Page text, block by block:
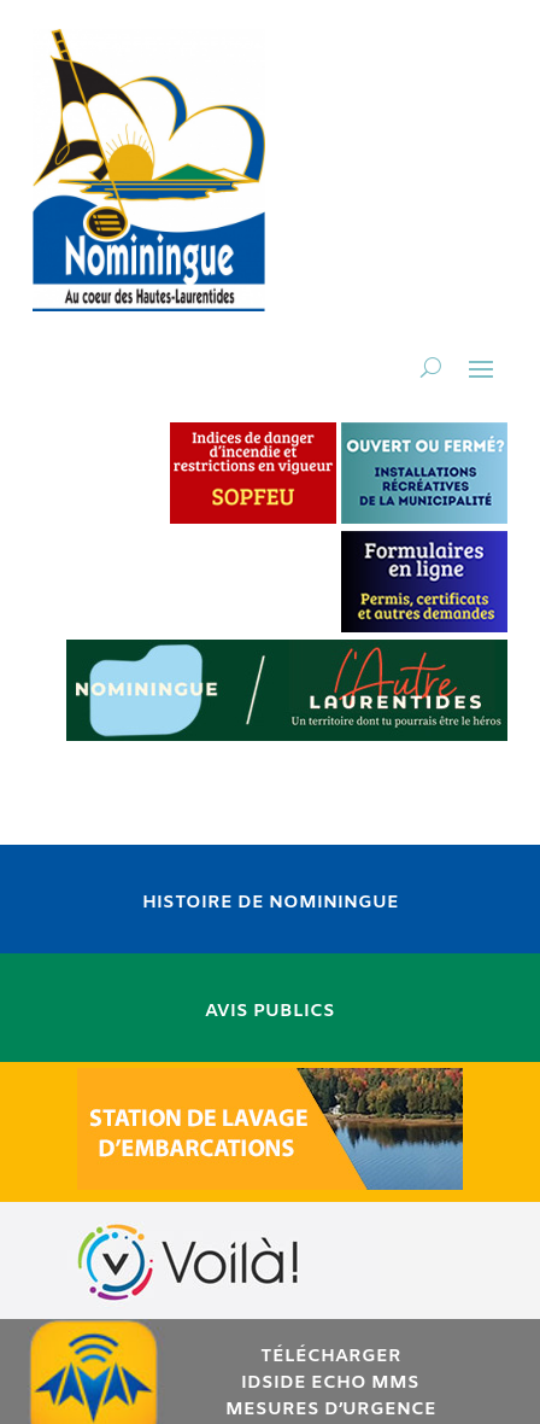
HISTOIRE DE NOMININGUE
AVIS PUBLICS
TÉLÉCHARGER
IDSIDE ECHO MMS
MESURES D’URGENCE